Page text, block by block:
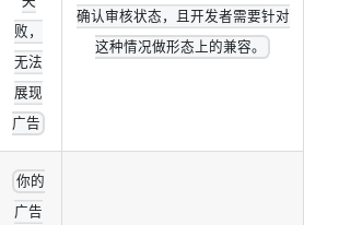
败，
无法
展现
广告
确认审核状态，且开发者需要针对
这种情况做形态上的兼容。
你的
广告